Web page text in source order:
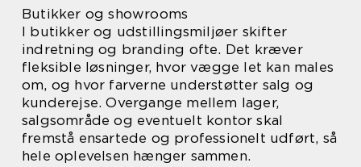
Butikker og showrooms
I butikker og udstillingsmiljøer skifter
indretning og branding ofte. Det kræver
fleksible løsninger, hvor vægge let kan males
om, og hvor farverne understøtter salg og
kunderejse. Overgange mellem lager,
salgsområde og eventuelt kontor skal
fremstå ensartede og professionelt udført, så
hele oplevelsen hænger sammen.